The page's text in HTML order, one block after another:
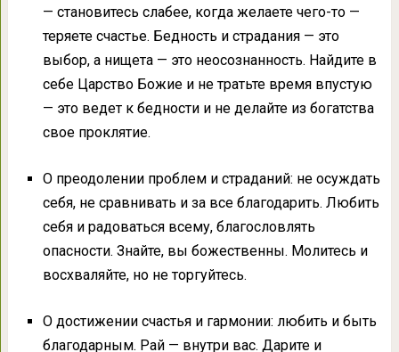
— становитесь слабее, когда желаете чего-то —
теряете счастье. Бедность и страдания — это
выбор, а нищета — это неосознанность. Найдите в
себе Царство Божие и не тратьте время впустую
— это ведет к бедности и не делайте из богатства
свое проклятие.
О преодолении проблем и страданий: не осуждать
себя, не сравнивать и за все благодарить. Любить
себя и радоваться всему, благословлять
опасности. Знайте, вы божественны. Молитесь и
восхваляйте, но не торгуйтесь.
О достижении счастья и гармонии: любить и быть
благодарным. Рай — внутри вас. Дарите и